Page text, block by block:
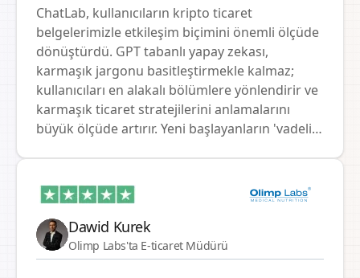
destek ve profesyonel yaklaşım
olağanüstüydü. Yenilikler üzerindeki
işbirliğimiz devam ediyor ve ChatLab sayesinde
müşterilerimize daha da yakın olacağımıza,
onlara daha iyi deneyimler ve hizmet
sunacağımıza inanıyoruz.
ChatLab, kullanıcıların kripto ticaret
belgelerimizle etkileşim biçimini önemli ölçüde
dönüştürdü. GPT tabanlı yapay zekası,
karmaşık jargonu basitleştirmekle kalmaz;
kullanıcıları en alakalı bölümlere yönlendirir ve
karmaşık ticaret stratejilerini anlamalarını
büyük ölçüde artırır. Yeni başlayanların 'vadeli
kavradıklarını bizzat gözlemledik. ChatLab'ı
diğerlerinden ayıran, çeşitli kullanıcı
sorgularına olağanüstü bir hassasiyetle uyum
sağlama yeteneğidir.
Dawid Kurek
Olimp Labs'ta E-ticaret Müdürü